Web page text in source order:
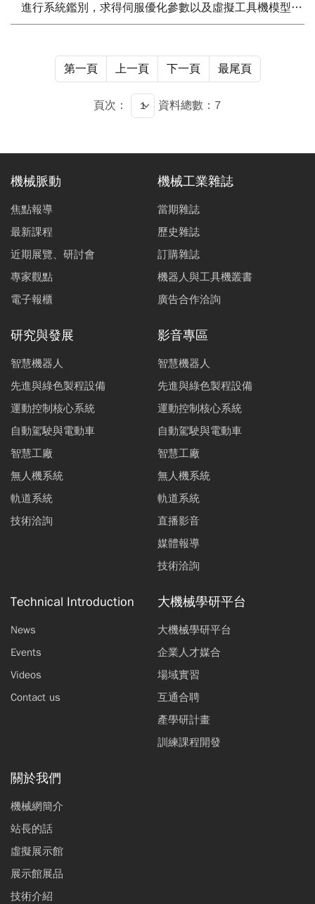
進行系統鑑別，求得伺服優化參數以及虛擬工具機模型，
同時達到五軸插補匹配。接著推導位置轉移函數，求得直
徑調教關鍵的插補參數。最後，使用NAS979切削測試驗
證本文所提出的方法可以進一步提升五軸工具機之加工精
第一頁 上一頁 下一頁 最尾頁
頁次： 資料總數：7
機械脈動
焦點報導
最新課程
近期展覽、研討會
專家觀點
電子報櫃
機械工業雜誌
當期雜誌
歷史雜誌
訂購雜誌
機器人與工具機叢書
廣告合作洽詢
研究與發展
智慧機器人
先進與綠色製程設備
運動控制核心系統
自動駕駛與電動車
智慧工廠
無人機系統
軌道系統
技術洽詢
影音專區
智慧機器人
先進與綠色製程設備
運動控制核心系統
自動駕駛與電動車
智慧工廠
無人機系統
軌道系統
直播影音
媒體報導
技術洽詢
Technical Introduction
News
Events
Videos
Contact us
大機械學研平台
大機械學研平台
企業人才媒合
場域實習
互通合聘
產學研計畫
訓練課程開發
關於我們
機械網簡介
站長的話
虛擬展示館
展示館展品
技術介紹